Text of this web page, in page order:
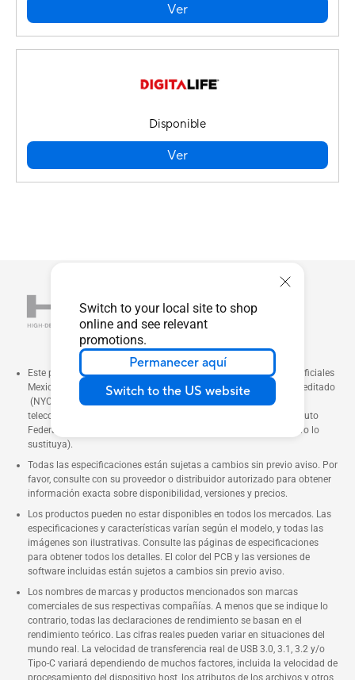
Switch to your local site to shop
online and see relevant
promotions.
Permanecer aquí
Switch to the US website
Ver
Disponible
Ver
Este producto cuenta con certificación conforme a las Normas Oficiales
Mexicanas (NOM), emitida por un organismo de certificación acreditado
(NYCE), y con la homologación requerida por la autoridad de
telecomunicaciones competente en México (actualmente el Instituto
Federal de Telecomunicaciones – IFT, o la entidad que en el futuro lo
sustituya).
Todas las especificaciones están sujetas a cambios sin previo aviso. Por
favor, consulte con su proveedor o distribuidor autorizado para obtener
información exacta sobre disponibilidad, versiones y precios.
Los productos pueden no estar disponibles en todos los mercados. Las
especificaciones y características varían según el modelo, y todas las
imágenes son ilustrativas. Consulte las páginas de especificaciones
para obtener todos los detalles. El color del PCB y las versiones de
software incluidas están sujetos a cambios sin previo aviso.
Los nombres de marcas y productos mencionados son marcas
comerciales de sus respectivas compañías. A menos que se indique lo
contrario, todas las declaraciones de rendimiento se basan en el
rendimiento teórico. Las cifras reales pueden variar en situaciones del
mundo real. La velocidad de transferencia real de USB 3.0, 3.1, 3.2 y/o
Tipo-C variará dependiendo de muchos factores, incluida la velocidad de